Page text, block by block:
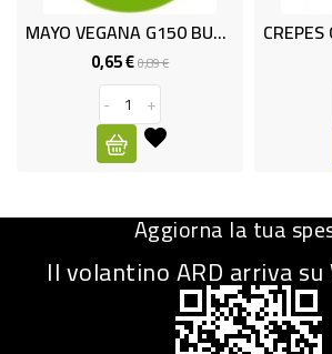
CURA
PERSONA
IGIENICO
SANITARI
PERSONA
PUERICULTURA
MAYO VEGANA G150 BUONO & GUSTO
0,65 €Prezzo
base
0,89 €Prezzo
-
+
Aggiorna la tua
Il volantino ARD arriva